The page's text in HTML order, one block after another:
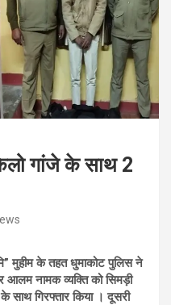
गांजे के साथ 2
मुहीम के तहत धुमाकोट पुलिस ने
आलम नामक व्यक्ति को सिमड़ी
साथ गिरफ्तार किया । दूसरी